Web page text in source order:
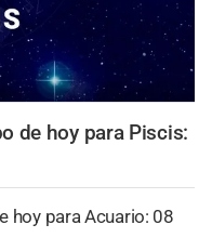
de hoy para Piscis:
hoy para Acuario: 08